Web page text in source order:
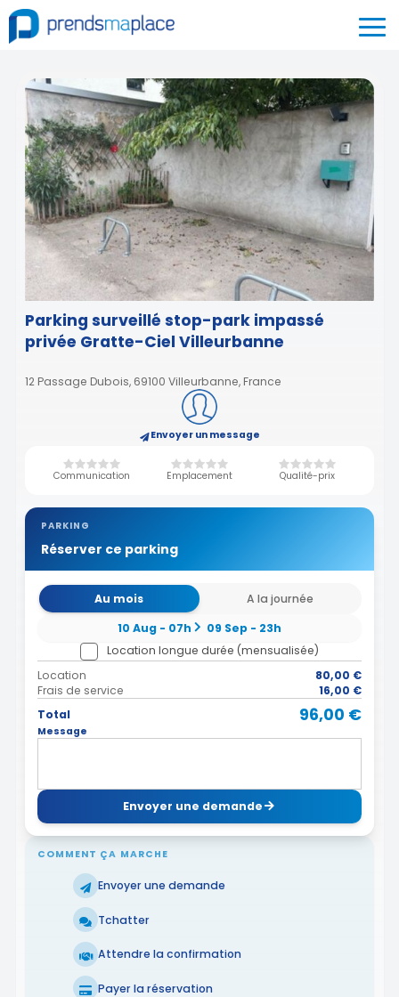
Parking surveillé stop-park impassé
privée Gratte-Ciel Villeurbanne
12 Passage Dubois, 69100 Villeurbanne, France
Envoyer un message
Communication Emplacement Qualité-prix
PARKING
Réserver ce parking
Au mois
A la journée
10 Aug - 07h
09 Sep - 23h
Location longue durée (mensualisée)
Location
80,00 €
Frais de service
16,00 €
Total
96,00 €
Message
Envoyer une demande
COMMENT ÇA MARCHE
Envoyer une demande
Tchatter
Attendre la confirmation
Payer la réservation